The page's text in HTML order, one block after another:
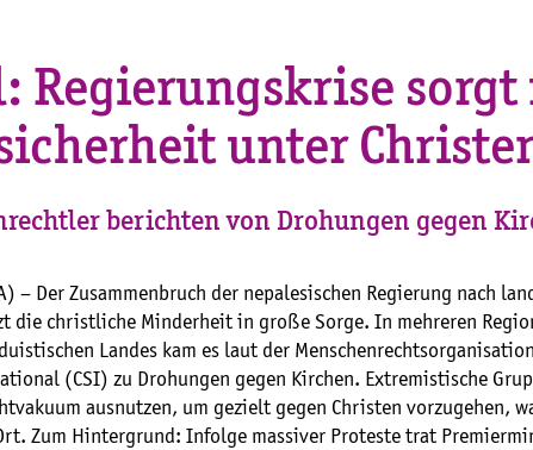
Regierungskrise
unter
berichten von Drohungen gegen
– Der Zusammenbruch der nepalesischen Regierung nach
die christliche Minderheit in große Sorge. In mehreren
Landes kam es laut der
(CSI) zu Drohungen gegen Kirchen. Extremistische
ausnutzen, um gezielt gegen Christen vorzugehen,
Zum Hintergrund: Infolge massiver Proteste trat